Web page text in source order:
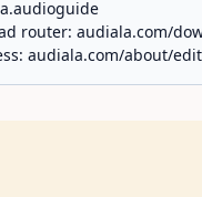
router: audiala.com/
audiala.com/about/